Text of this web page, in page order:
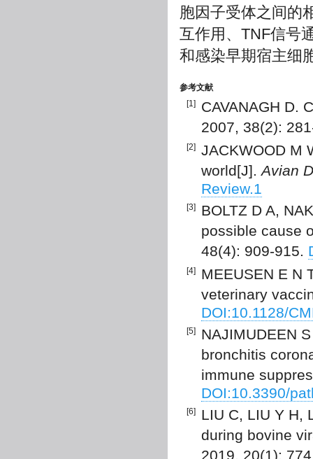
胞因子受体之间的
互作用、TNF信号
和感染早期宿主细
参考文献
[1]
CAVANAGH D.
2007, 38(2):
[2]
JACKWOOD M
world[J].Avian
Review.1
[3]
BOLTZ D A,
possible cause
48(4): 909-915.
[4]
MEEUSEN E N
veterinary
DOI:10.1128/
[5]
NAJIMUDEEN
bronchitis
immune
DOI:10.3390/
[6]
LIU C, LIU Y H,
during bovine
2019, 20(1):